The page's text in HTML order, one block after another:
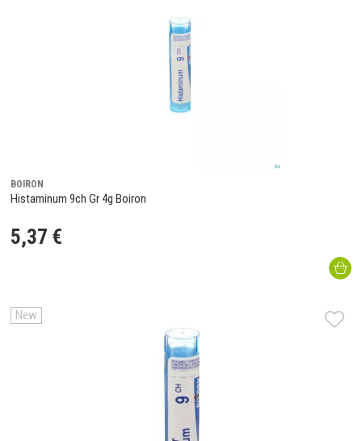
BOIRON
Histaminum 9ch Gr 4g Boiron
5,37 €
New